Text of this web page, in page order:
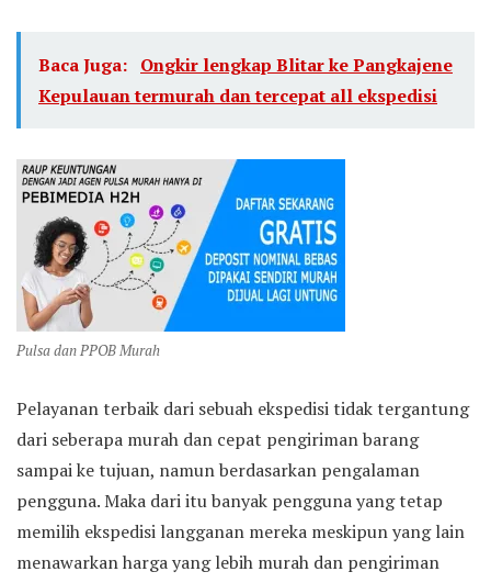
Baca Juga: Ongkir lengkap Blitar ke Pangkajene
Kepulauan termurah dan tercepat all ekspedisi
Pulsa dan PPOB Murah
Pelayanan terbaik dari sebuah ekspedisi tidak tergantung
dari seberapa murah dan cepat pengiriman barang
sampai ke tujuan, namun berdasarkan pengalaman
pengguna. Maka dari itu banyak pengguna yang tetap
memilih ekspedisi langganan mereka meskipun yang lain
menawarkan harga yang lebih murah dan pengiriman